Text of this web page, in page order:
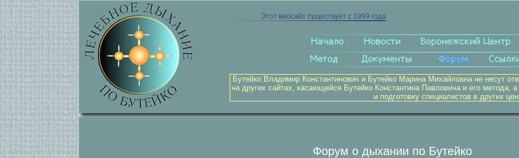
Этот вебсайт существует с 1999 года
Бутейко Владимир Константинович и Бутейко Марина Михайловна не несут
на других сайтах, касающейся Бутейко Константина Павловича и его метода,
и подготовку специалистов в других
Форум о дыхании по Бутейко